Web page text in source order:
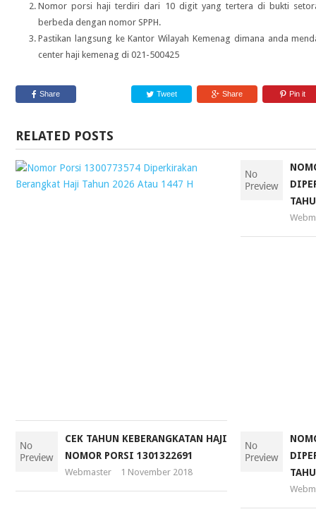
Nomor porsi haji terdiri dari 10 digit yang tertera di bukti
berbeda dengan nomor SPPH.
Pastikan langsung ke Kantor Wilayah Kemenag dimana anda
center haji kemenag di 021-500425
Share Tweet Share Pin it
RELATED POSTS
PORSI
DIPERKIRAKAN
BERANGKAT
CEK TAHUN KEBERANGKATAN HAJI
NOMOR PORSI 1301322691
Webmaster 1 November 2018